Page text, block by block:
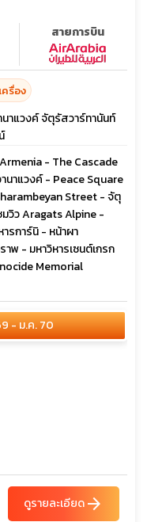
สายการบิน
ครื่อง
าแวงค์ จัตุรัสวาร์ทานันท์
- The Cascade
นาแวงค์ - Peace Square
Street - จัตุ
วิว Aragats Alpine -
รการ์นิ - หน้าผา
พ - มหาวิหารเซนต์เกรก
Memorial
- ม.ค. 70
ดูรายละเอียดarrow_forward